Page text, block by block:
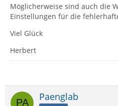
Möglicherweise sind auch die
Einstellungen für die
Viel Glück
Herbert
Paenglab